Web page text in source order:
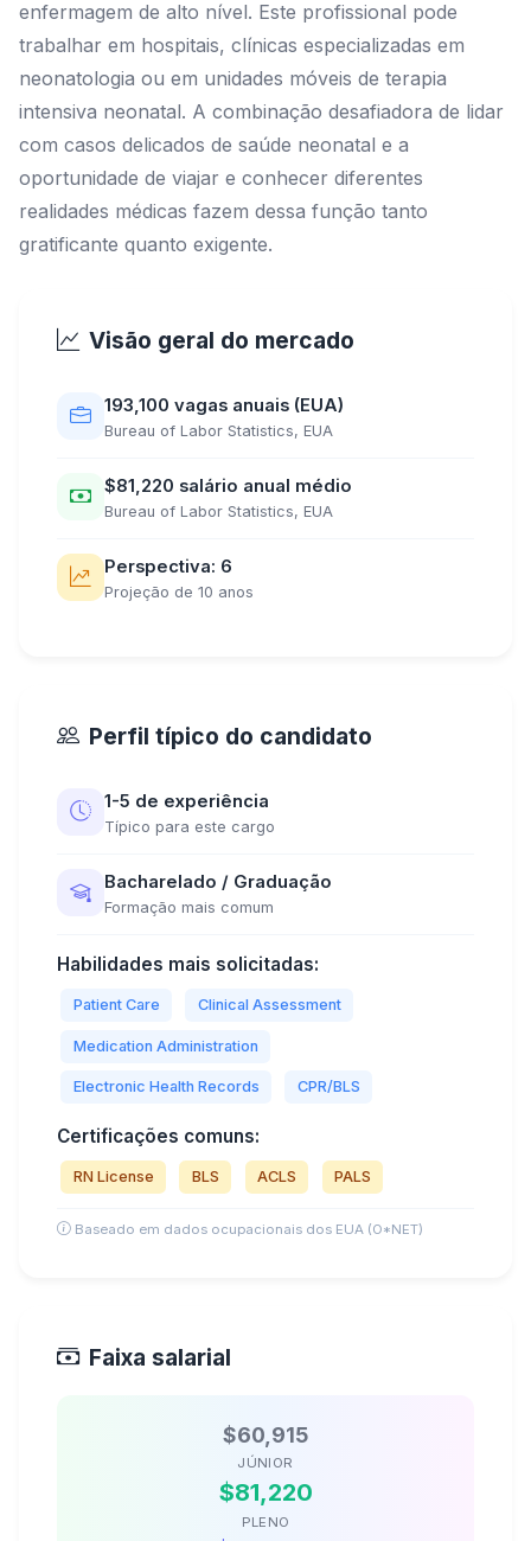
enfermagem de alto nível. Este profissional pode
trabalhar em hospitais, clínicas especializadas em
neonatologia ou em unidades móveis de terapia
intensiva neonatal. A combinação desafiadora de lidar
com casos delicados de saúde neonatal e a
oportunidade de viajar e conhecer diferentes
realidades médicas fazem dessa função tanto
gratificante quanto exigente.
Visão geral do mercado
193,100 vagas anuais (EUA)
Bureau of Labor Statistics, EUA
$81,220 salário anual médio
Bureau of Labor Statistics, EUA
Perspectiva: 6
Projeção de 10 anos
Perfil típico do candidato
1-5 de experiência
Típico para este cargo
Bacharelado / Graduação
Formação mais comum
Habilidades mais solicitadas:
Patient Care Clinical Assessment
Medication Administration
Electronic Health Records CPR/BLS
Certificações comuns:
RN License BLS ACLS PALS
Baseado em dados ocupacionais dos EUA (O*NET)
Faixa salarial
$60,915
JÚNIOR
$81,220
PLENO